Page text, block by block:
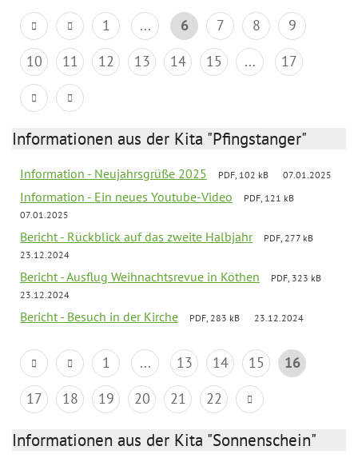
1 ... 6 7 8
9
10
11 12 13 14 15 ... 17
Informationen aus der Kita "Pfingstanger"
Information - Neujahrsgrüße 2025 PDF, 102 kB 07.01.2025
Information - Ein neues Youtube-Video
PDF, 121 kB
07.01.2025
Bericht - Rückblick auf das zweite Halbjahr
PDF, 277 kB
23.12.2024
Bericht - Ausflug Weihnachtsrevue in Köthen
PDF, 323 kB
23.12.2024
Bericht - Besuch in der Kirche PDF, 283 kB 23.12.2024
1 ... 13 14 15
16
17
18 19 20 21 22
Informationen aus der Kita "Sonnenschein"